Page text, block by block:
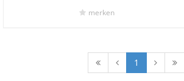
merken
1